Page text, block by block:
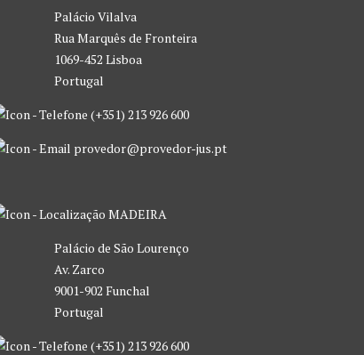
Palácio Vilalva
Rua Marquês de Fronteira
1069-452 Lisboa
Portugal
(+351) 213 926 600
provedor@provedor-jus.pt
MADEIRA
Palácio de São Lourenço
Av. Zarco
9001-902 Funchal
Portugal
(+351) 213 926 600